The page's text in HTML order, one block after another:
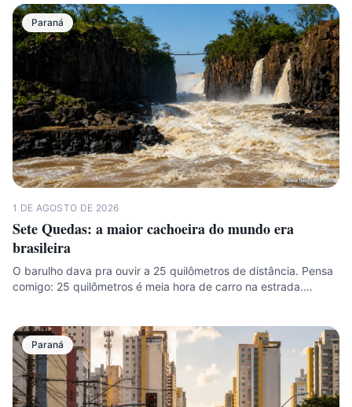
Paraná
1 DE AGOSTO DE 2026
Sete Quedas: a maior cachoeira do mundo era
brasileira
O barulho dava pra ouvir a 25 quilômetros de distância. Pensa
comigo: 25 quilômetros é meia hora de carro na estrada.…
Paraná